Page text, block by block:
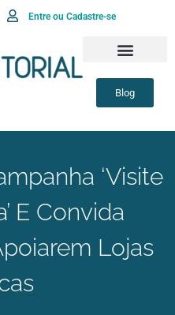
Entre ou Cadastre-se
Blog
‘Visite
E Convida
Lojas